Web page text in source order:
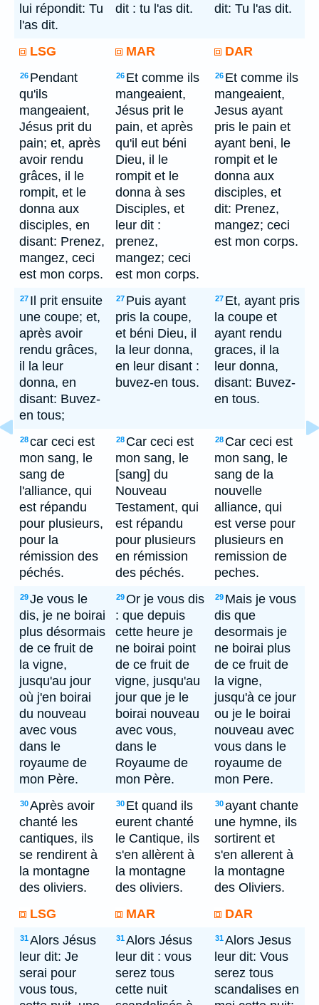
lui répondit: Tu
l'as dit.
dit : tu l'as dit.
dit: Tu l'as dit.
LSG MAR DAR
26 Pendant
qu'ils
mangeaient,
Jésus prit du
pain; et, après
avoir rendu
grâces, il le
rompit, et le
donna aux
disciples, en
disant: Prenez,
mangez, ceci
est mon corps.
26 Et comme ils
mangeaient,
Jésus prit le
pain, et après
qu'il eut béni
Dieu, il le
rompit et le
donna à ses
Disciples, et
leur dit :
prenez,
mangez; ceci
est mon corps.
26 Et comme ils
mangeaient,
Jesus ayant
pris le pain et
ayant beni, le
rompit et le
donna aux
disciples, et
dit: Prenez,
mangez; ceci
est mon corps.
27 Il prit ensuite
une coupe; et,
après avoir
rendu grâces,
il la leur
donna, en
disant: Buvez-
en tous;
27 Puis ayant
pris la coupe,
et béni Dieu, il
la leur donna,
en leur disant :
buvez-en tous.
27 Et, ayant pris
la coupe et
ayant rendu
graces, il la
leur donna,
disant: Buvez-
en tous.
28car ceci est
mon sang, le
sang de
l'alliance, qui
est répandu
pour plusieurs,
pour la
rémission des
péchés.
28 Car ceci est
mon sang, le
[sang] du
Nouveau
Testament, qui
est répandu
pour plusieurs
en rémission
des péchés.
28 Car ceci est
mon sang, le
sang de la
nouvelle
alliance, qui
est verse pour
plusieurs en
remission de
peches.
29Je vous le
dis, je ne boirai
plus désormais
de ce fruit de
la vigne,
jusqu'au jour
où j'en boirai
du nouveau
avec vous
dans le
royaume de
mon Père.
29Or je vous dis
: que depuis
cette heure je
ne boirai point
de ce fruit de
vigne, jusqu'au
jour que je le
boirai nouveau
avec vous,
dans le
Royaume de
mon Père.
29 Mais je vous
dis que
desormais je
ne boirai plus
de ce fruit de
la vigne,
jusqu'à ce jour
ou je le boirai
nouveau avec
vous dans le
royaume de
mon Pere.
30Après avoir
chanté les
cantiques, ils
se rendirent à
la montagne
des oliviers.
30 Et quand ils
eurent chanté
le Cantique, ils
s'en allèrent à
la montagne
des oliviers.
30ayant chante
une hymne, ils
sortirent et
s'en allerent à
la montagne
des Oliviers.
LSG
MAR DAR
31Alors Jésus
leur dit: Je
serai pour
vous tous,
31Alors Jésus
leur dit : vous
serez tous
cette nuit
31Alors Jesus
leur dit: Vous
serez tous
scandalises en